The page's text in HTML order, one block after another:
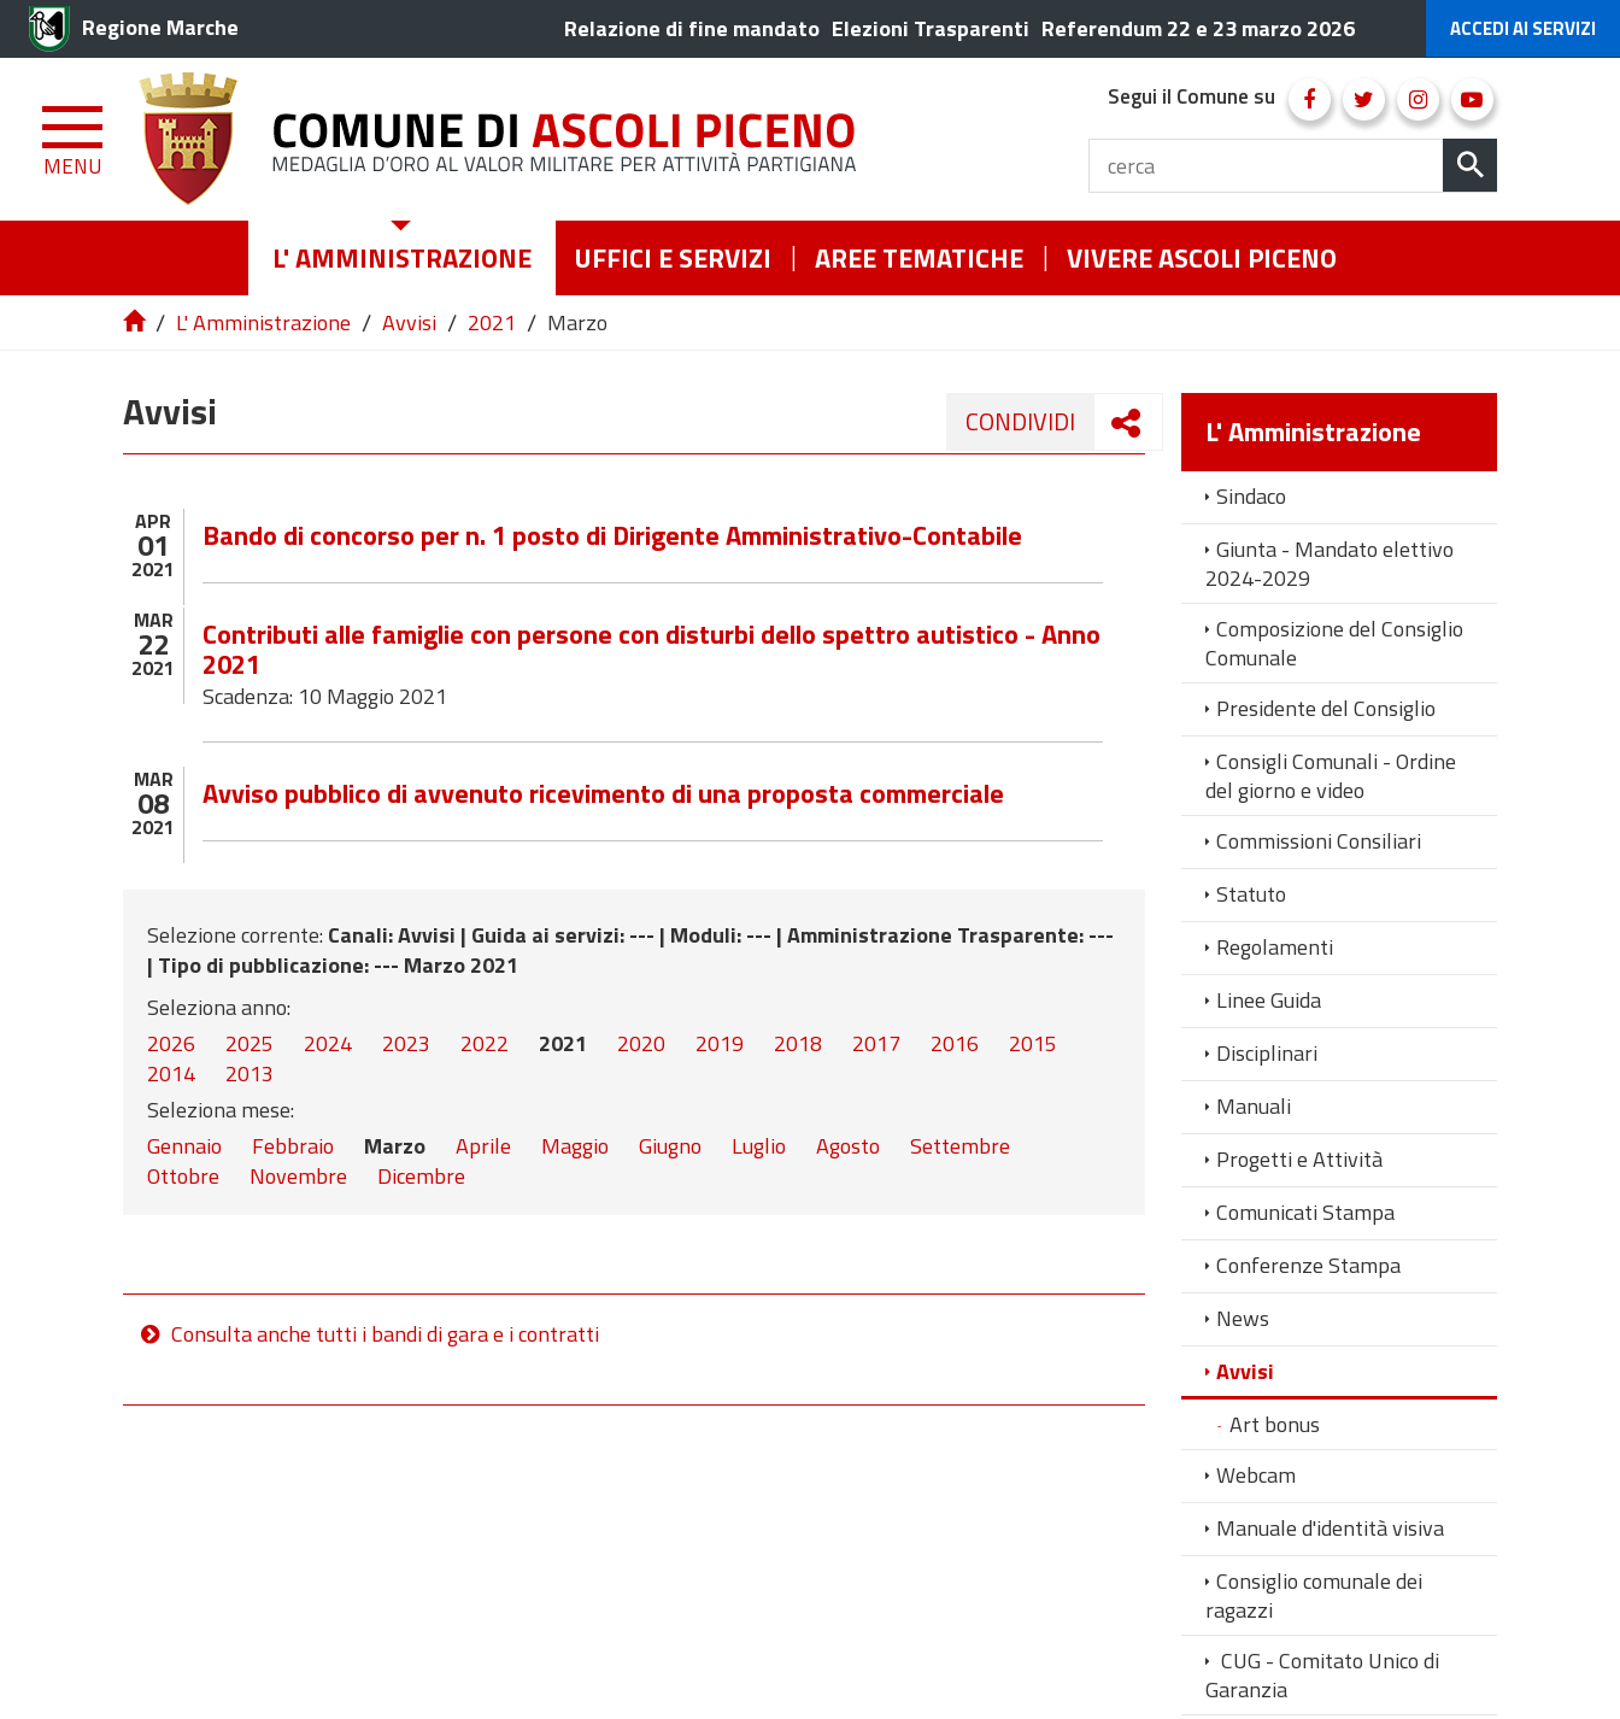
Regione Marche Relazione di fine mandato Elezioni Trasparenti Referendum 22 e 23 marzo 2026 ACCEDI AI SERVIZI
MENU
Segui il Comune su
L' AMMINISTRAZIONE UFFICI E SERVIZI AREE TEMATICHE VIVERE ASCOLI PICENO
/ L' Amministrazione / Avvisi / 2021 / Marzo
CONDIVIDI
Avvisi
APR
01
2021
Bando di concorso per n. 1 posto di Dirigente Amministrativo-Contabile
MAR
22
2021
Contributi alle famiglie con persone con disturbi dello spettro autistico - Anno
2021
Scadenza: 10 Maggio 2021
MAR
08
2021
Avviso pubblico di avvenuto ricevimento di una proposta commerciale
Selezione corrente: Canali: Avvisi | Guida ai servizi: --- | Moduli: --- |Amministrazione Trasparente: ---
| Tipo di pubblicazione: --- Marzo 2021
Seleziona anno:
2026
2025 2024 2023 2022 2021 2020 2019 2018 2017 2016
2015
2014
2013
Seleziona mese:
Gennaio
Febbraio Marzo Aprile Maggio Giugno Luglio Agosto
Settembre
Ottobre
Novembre Dicembre
Consulta anche tutti i bandi di gara e i contratti
L' Amministrazione
Sindaco
Giunta - Mandato elettivo
2024-2029
Composizione del Consiglio
Comunale
Presidente del Consiglio
Consigli Comunali - Ordine
del giorno e video
Commissioni Consiliari
Statuto
Regolamenti
Linee Guida
Disciplinari
Manuali
Progetti e Attività
Comunicati Stampa
Conferenze Stampa
News
Avvisi
Art bonus
Webcam
Manuale d'identità visiva
Consiglio comunale dei
ragazzi
CUG - Comitato Unico di
Garanzia